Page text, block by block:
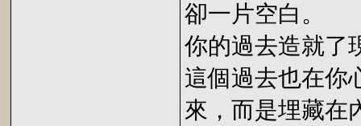
卻一片空白。
你的過去造就了
這個過去也在你
來，而是埋藏在